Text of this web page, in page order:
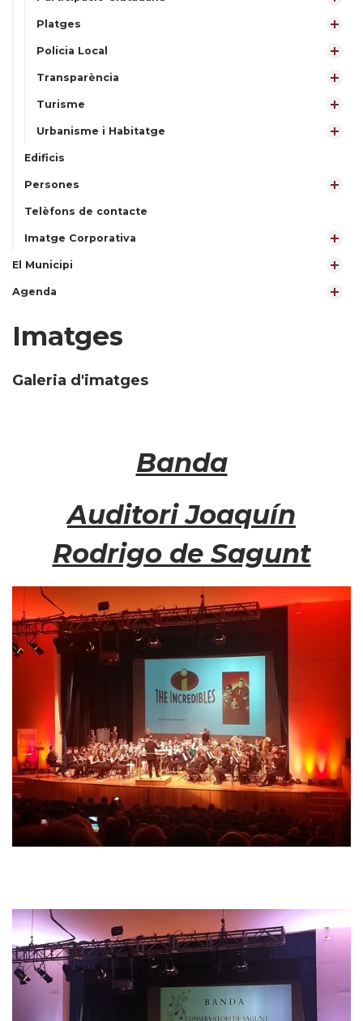
Platges
Policia Local
Transparència
Turisme
Urbanisme i Habitatge
Edificis
Persones
Telèfons de contacte
Imatge Corporativa
El Municipi
Agenda
Imatges
Galeria d'imatges
Banda
Auditori Joaquín
Rodrigo de Sagunt